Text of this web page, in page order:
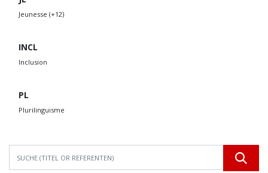
Jeunesse (+12)
INCL
Inclusion
PL
Plurilinguisme